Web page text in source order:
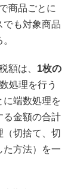
商品ごとに
でも対象商品
額は、 1枚の
処理を行う
に端数処理を
る金額の合計
切捨て、切
た方法）を一